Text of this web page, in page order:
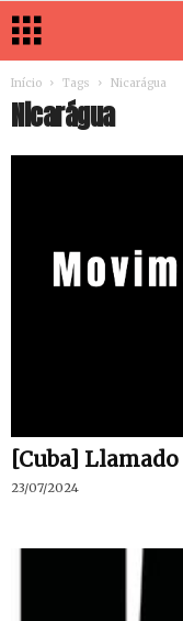
Início Tags Nicarágua
Nicarágua
[Cuba]
23/07/2024